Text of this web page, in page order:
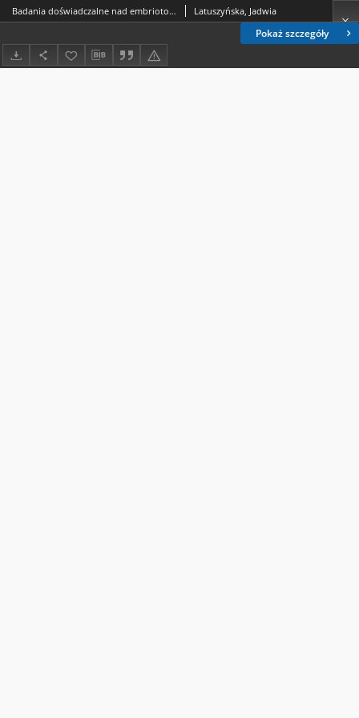
Pokaż szczegóły
Badania doświadczalne nad embriotoksycznym wpływem fosfamidonu na nabłonek kanalików krętych nerki. 2, Badania histologiczne i histochemiczne Latuszyńska, Jadwia